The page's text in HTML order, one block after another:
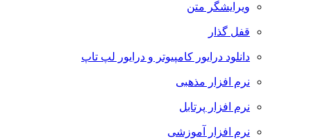
ویرایشگر متن
قفل گذار
دانلود درایور کامپیوتر و درایور لپ تاپ
نرم افزار مذهبی
نرم افزار پرتابل
نرم افزار آموزشی